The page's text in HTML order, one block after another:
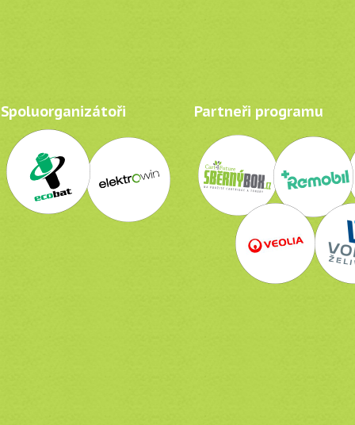
Spoluorganizátoři Partneři programu